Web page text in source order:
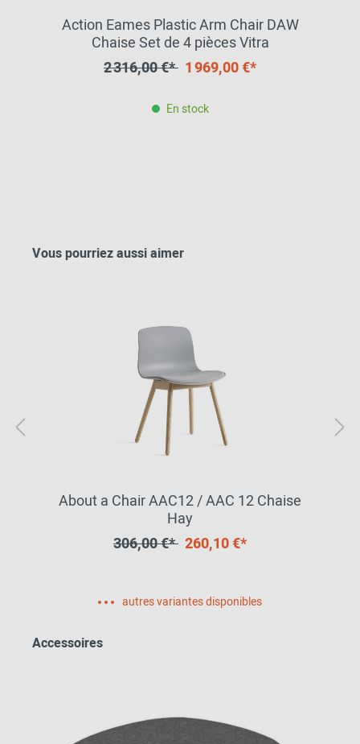
Action Eames Plastic Arm Chair DAW
Chaise Set de 4 pièces Vitra
2 316,00 €* 1 969,00 €*
En stock
Vous pourriez aussi aimer
About a Chair AAC12 / AAC 12 Chaise
Hay
306,00 €* 260,10 €*
autres variantes disponibles
Accessoires